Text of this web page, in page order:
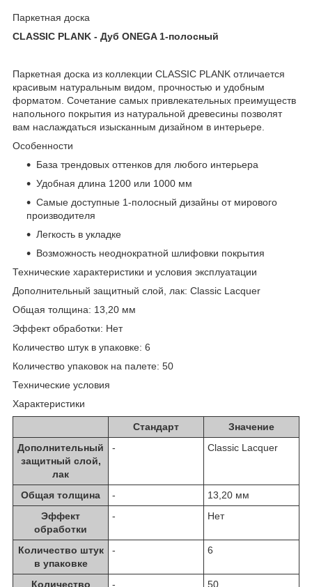
Паркетная доска
CLASSIC PLANK - Дуб ONEGA 1-полосный
Паркетная доска из коллекции CLASSIC PLANK отличается
красивым натуральным видом, прочностью и удобным
форматом. Сочетание самых привлекательных преимуществ
напольного покрытия из натуральной древесины позволят
вам наслаждаться изысканным дизайном в интерьере.
Особенности
База трендовых оттенков для любого интерьера
Удобная длина 1200 или 1000 мм
Самые доступные 1-полосный дизайны от мирового
производителя
Легкость в укладке
Возможность неоднократной шлифовки покрытия
Технические характеристики и условия эксплуатации
Дополнительный защитный слой, лак: Сlassiс Lacquer
Общая толщина: 13,20 мм
Эффект обработки: Нет
Количество штук в упаковке: 6
Количество упаковок на палете: 50
Технические условия
Характеристики
Стандарт
Значение
Дополнительный
защитный слой,
лак
- Сlassiс Lacquer
Общая толщина -
13,20 мм
Эффект
обработки
- Нет
Количество штук
в упаковке
- 6
Количество - 50